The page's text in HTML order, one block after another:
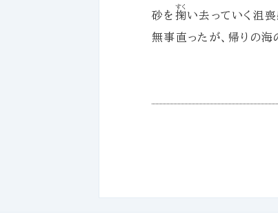
砂を 掬
すく
い去っていく沮
無事直ったが、帰りの